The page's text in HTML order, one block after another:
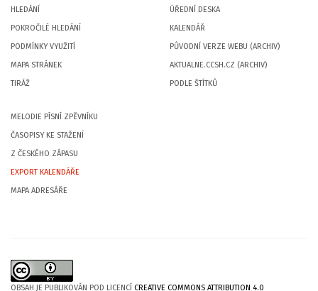
HLEDÁNÍ
POKROČILÉ HLEDÁNÍ
PODMÍNKY VYUŽITÍ
MAPA STRÁNEK
TIRÁŽ
ÚŘEDNÍ DESKA
KALENDÁŘ
PŮVODNÍ VERZE WEBU (ARCHIV)
AKTUALNE.CCSH.CZ (ARCHIV)
PODLE ŠTÍTKŮ
MELODIE PÍSNÍ ZPĚVNÍKU
ČASOPISY KE STAŽENÍ
Z ČESKÉHO ZÁPASU
EXPORT KALENDÁŘE
MAPA ADRESÁŘE
OBSAH JE PUBLIKOVÁN POD LICENCÍ CREATIVE COMMONS ATTRIBUTION 4.0